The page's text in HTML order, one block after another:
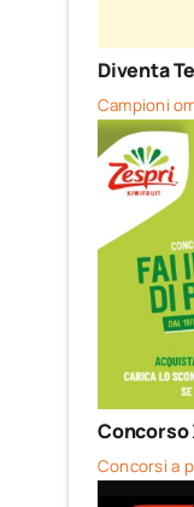
Diventa
Campioni
Concorso
Concorsi a